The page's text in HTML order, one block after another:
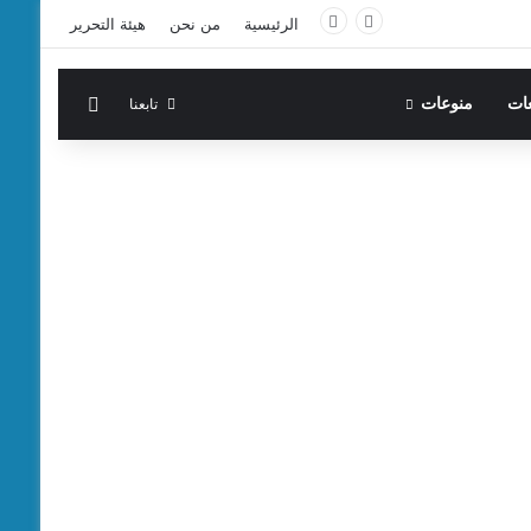
الرئيسية من نحن هيئة التحرير
منوعات تابعنا